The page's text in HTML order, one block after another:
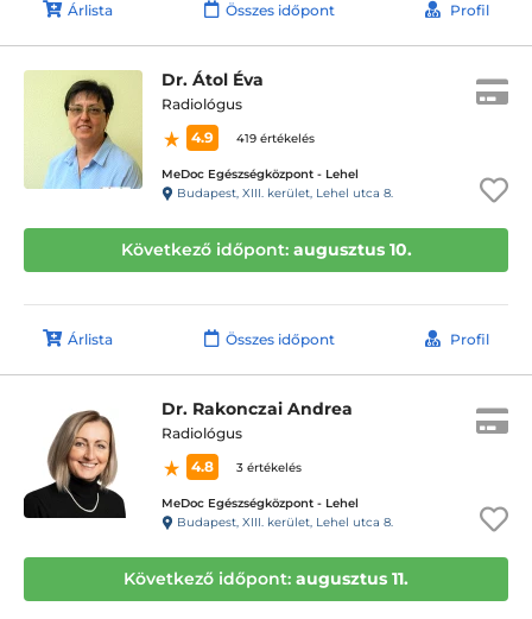
Árlista Összes időpont Profil
Dr. Átol Éva
Radiológus
4.9
419 értékelés
MeDoc Egészségközpont - Lehel
Budapest, XIII. kerület, Lehel utca 8.
Következő időpont: augusztus 10.
Árlista Összes időpont Profil
Dr. Rakonczai Andrea
Radiológus
4.8
3 értékelés
MeDoc Egészségközpont - Lehel
Budapest, XIII. kerület, Lehel utca 8.
Következő időpont: augusztus 11.